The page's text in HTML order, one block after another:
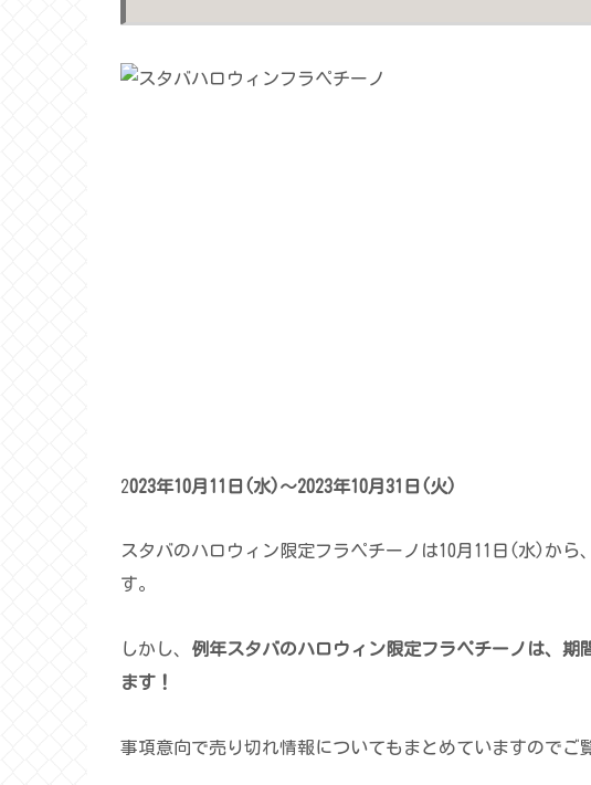
2023年10月11日(水)～2023年10月31日(火)
スタバのハロウィン限定フラペチーノは10月11日(水)から
す。
しかし、 例年スタバのハロウィン限定フラペチーノは、 期
ます！
事項意向で売り切れ情報についてもまとめていますのでご